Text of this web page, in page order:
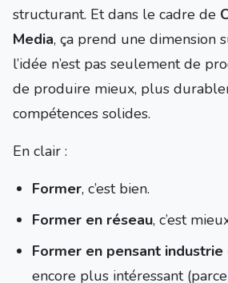
structurant. Et dans le cadre de
Media, ça prend une dimension
l’idée n’est pas seulement de
de produire mieux, plus
compétences solides.
En clair :
Former, c’est bien.
Former en réseau, c’est
Former en pensant
encore plus intéressant